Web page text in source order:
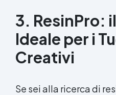
3. ResinPro:
Ideale per i
Creativi
Se sei alla ricerca di